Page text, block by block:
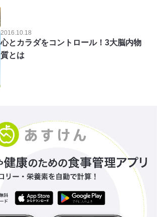
2016.10.18
心とカラダをコントロール！3大脳内物
質とは